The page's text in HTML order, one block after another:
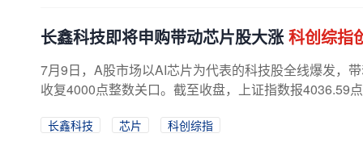
长鑫科技即将申购带动芯片股大涨科创综指
7月9日，A股市场以AI芯片为代表的科技股全线爆发，
收复4000点整数关口。截至收盘，上证指数报4036.59
长鑫科技 芯片
科创综指